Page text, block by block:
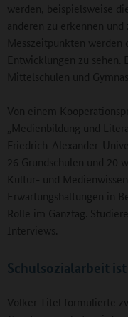
werden, beispielsweise
anderen zu erkennen
Messzeitpunkten werden
Entwicklungen zu sehen.
Mittelschulen und
Von einem
„Medienbildung und
Friedrich-Alexander-
26 Grundschulen und 20
Kultur- und
Erwartungshaltungen in
Rolle im Ganztag.
Interviews.
Schulsozialarbeit
Volker Titel formulierte